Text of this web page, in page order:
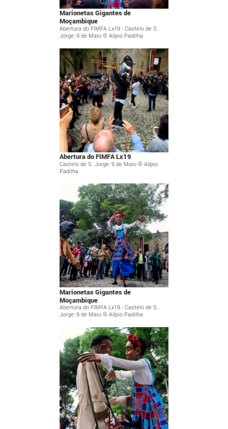
Marionetas Gigantes de
Moçambique
Abertura do FIMFA Lx19 - Castelo de S.
Jorge: 9 de Maio © Alípio Padilha
Abertura do FIMFA Lx19
Castelo de S. Jorge: 9 de Maio © Alípio
Padilha
Marionetas Gigantes de
Moçambique
Abertura do FIMFA Lx19 - Castelo de S.
Jorge: 9 de Maio © Alípio Padilha